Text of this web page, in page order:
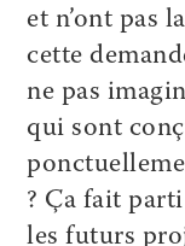
et n’ont pas
cette
ne pas
qui sont
? Ça fait
les futurs